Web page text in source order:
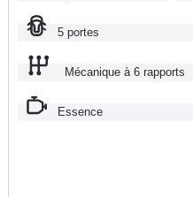
5 portes
Mécanique à 6 rapports
Essence